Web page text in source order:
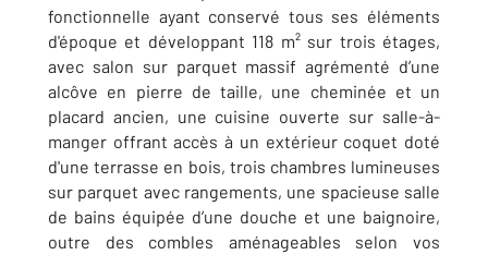
fonctionnelle ayant conservé tous ses éléments
d'époque et développant 118 m² sur trois étages,
avec salon sur parquet massif agrémenté d’une
alcôve en pierre de taille, une cheminée et un
placard ancien, une cuisine ouverte sur salle-à-
manger offrant accès à un extérieur coquet doté
d'une terrasse en bois, trois chambres lumineuses
sur parquet avec rangements, une spacieuse salle
de bains équipée d’une douche et une baignoire,
outre des combles aménageables selon vos